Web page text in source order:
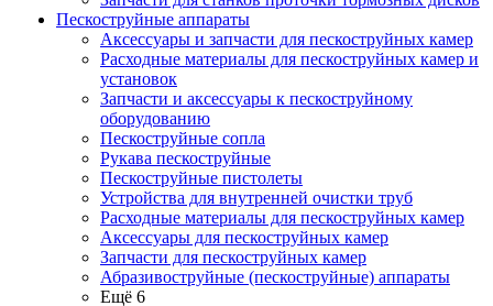
Пескоструйные аппараты
Аксессуары и запчасти для пескоструйных камер
Расходные материалы для пескоструйных камер и
установок
Запчасти и аксессуары к пескоструйному
оборудованию
Пескоструйные сопла
Рукава пескоструйные
Пескоструйные пистолеты
Устройства для внутренней очистки труб
Расходные материалы для пескоструйных камер
Аксессуары для пескоструйных камер
Запчасти для пескоструйных камер
Абразивоструйные (пескоструйные) аппараты
Ещё 6